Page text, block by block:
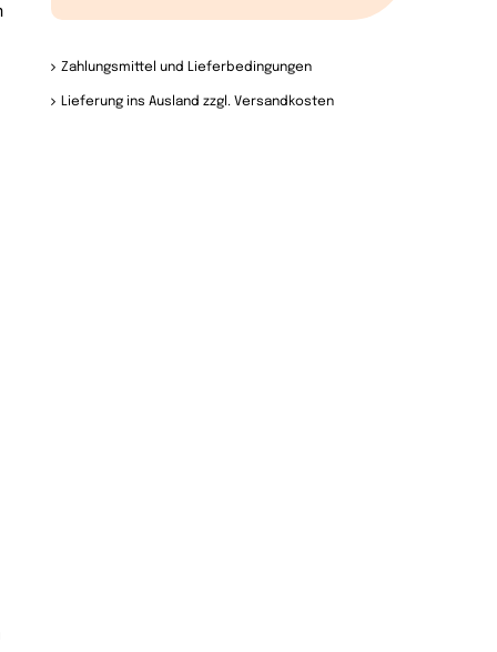
Zahlungsmittel und Lieferbedingungen
Lieferung ins Ausland zzgl. Versandkosten